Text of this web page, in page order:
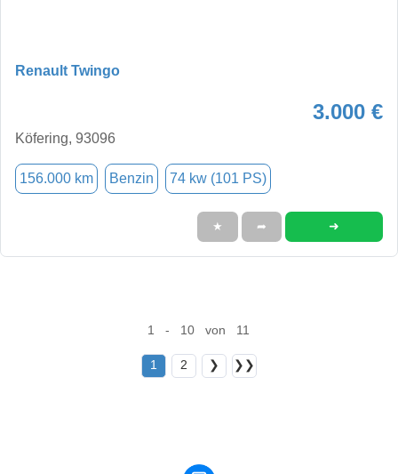
Renault Twingo
3.000 €
Köfering, 93096
156.000 km Benzin 74 kw (101 PS)
★ ➦ ➜
1 - 10 von 11
1 2 ❯ ❯❯